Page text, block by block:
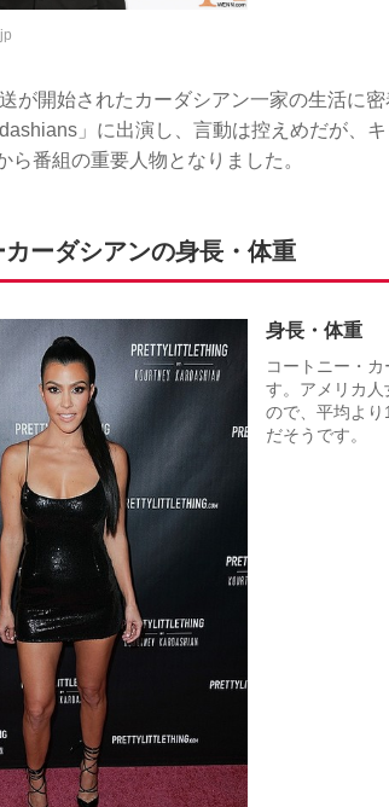
が開始されたカーダシアン一家の生活に
」に出演し、言動は控えめだが、
ら番組の重要人物となりました。
カーダシアンの身長・体重
身長・体重
コートニー・
す。アメリカ
ので、平均よ
だそうです。